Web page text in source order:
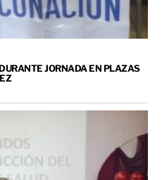
JORNADA EN PLAZAS